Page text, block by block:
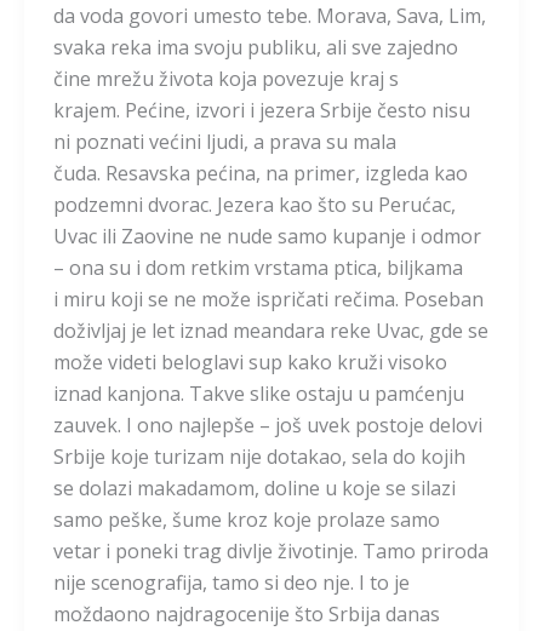
da voda govori umesto tebe. Morava, Sava, Lim,
svaka reka ima svoju publiku, ali sve zajedno
čine mrežu života koja povezuje kraj s
krajem. Pećine, izvori i jezera Srbije često nisu
ni poznati većini ljudi, a prava su mala
čuda. Resavska pećina, na primer, izgleda kao
podzemni dvorac. Jezera kao što su Perućac,
Uvac ili Zaovine ne nude samo kupanje i odmor
– ona su i dom retkim vrstama ptica, biljkama
i miru koji se ne može ispričati rečima. Poseban
doživljaj je let iznad meandara reke Uvac, gde se
može videti beloglavi sup kako kruži visoko
iznad kanjona. Takve slike ostaju u pamćenju
zauvek. I ono najlepše – još uvek postoje delovi
Srbije koje turizam nije dotakao, sela do kojih
se dolazi makadamom, doline u koje se silazi
samo peške, šume kroz koje prolaze samo
vetar i poneki trag divlje životinje. Tamo priroda
nije scenografija, tamo si deo nje. I to je
moždaono najdragocenije što Srbija danas